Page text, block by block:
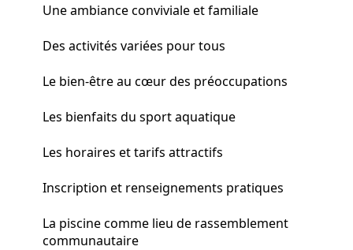
Une ambiance conviviale et familiale
Des activités variées pour tous
Le bien-être au cœur des préoccupations
Les bienfaits du sport aquatique
Les horaires et tarifs attractifs
Inscription et renseignements pratiques
La piscine comme lieu de rassemblement
communautaire